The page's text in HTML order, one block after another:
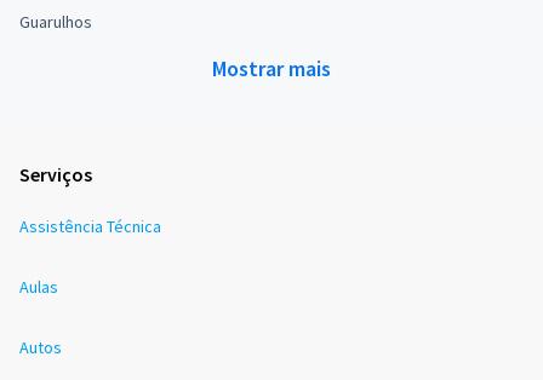
Guarulhos
Mostrar mais
Serviços
Assistência Técnica
Aulas
Autos